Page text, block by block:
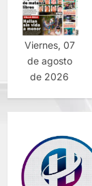
Viernes, 07
de agosto
de 2026